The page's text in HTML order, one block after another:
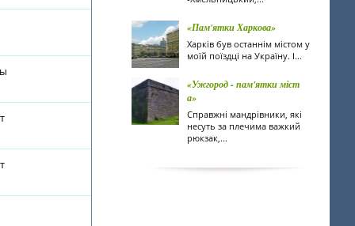
«Пам'ятки Харкова»
Харків був останнім містом у
моїй поїздці на Україну. І...
«Ужгород - пам'ятки міст
а»
Справжні мандрівники, які
несуть за плечима важкий
рюкзак,...